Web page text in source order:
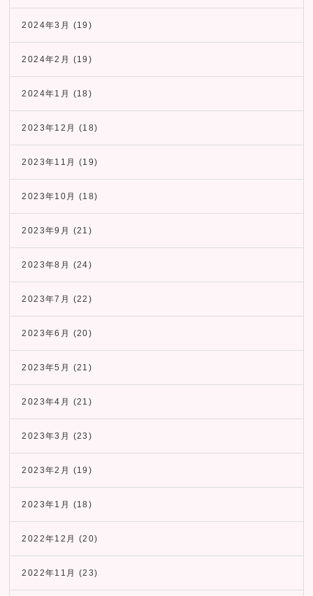
2024年3月 (19)
2024年2月 (19)
2024年1月 (18)
2023年12月 (18)
2023年11月 (19)
2023年10月 (18)
2023年9月 (21)
2023年8月 (24)
2023年7月 (22)
2023年6月 (20)
2023年5月 (21)
2023年4月 (21)
2023年3月 (23)
2023年2月 (19)
2023年1月 (18)
2022年12月 (20)
2022年11月 (23)